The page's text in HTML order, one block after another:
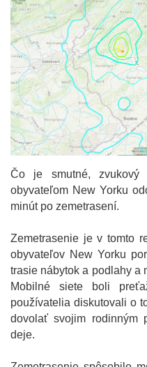
Čo je smutné, zvukový
obyvateľom New Yorku
minút po zemetrasení.
Zemetrasenie je v tomto
obyvateľov New Yorku
trasie nábytok a podlahy a
Mobilné siete boli
používatelia diskutovali o
dovolať svojim rodinným
deje.